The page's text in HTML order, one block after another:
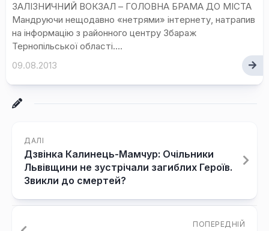
ЗАЛІЗНИЧНИЙ ВОКЗАЛ – ГОЛОВНА БРАМА ДО МІСТА
Мандруючи нещодавно «нетрями» інтернету, натрапив
на інформацію з районного центру Збараж
Тернопільської області....
09.08.2013
ДАЛІ
Дзвінка Калинець-Мамчур: Очільники
Львівщини не зустрічали загиблих Героїв.
Звикли до смертей?
ПОПЕРЕДНІЙ